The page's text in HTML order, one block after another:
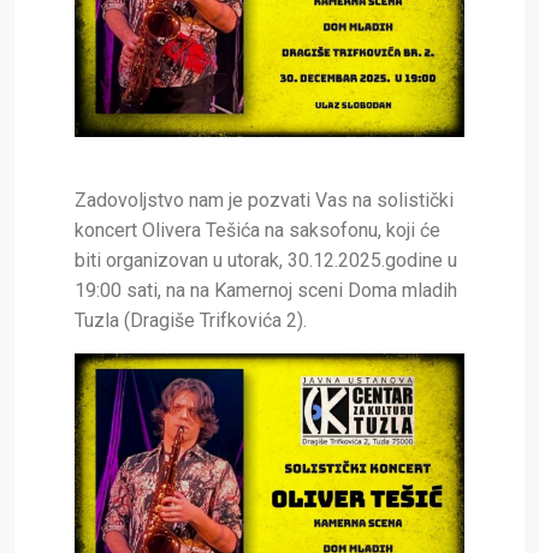
Zadovoljstvo nam je pozvati Vas na solistički
koncert Olivera Tešića na saksofonu, koji će
biti organizovan u utorak, 30.12.2025.godine u
19:00 sati, na na Kamernoj sceni Doma mladih
Tuzla (Dragiše Trifkovića 2).